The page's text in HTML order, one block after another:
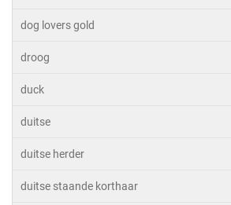
dog lovers gold
droog
duck
duitse
duitse herder
duitse staande korthaar